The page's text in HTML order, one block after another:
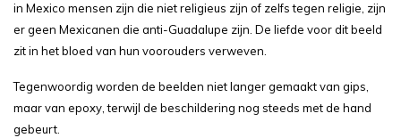
in Mexico mensen zijn die niet religieus zijn of zelfs tegen religie, zijn
er geen Mexicanen die anti-Guadalupe zijn. De liefde voor dit beeld
zit in het bloed van hun voorouders verweven.
Tegenwoordig worden de beelden niet langer gemaakt van gips,
maar van epoxy, terwijl de beschildering nog steeds met de hand
gebeurt.